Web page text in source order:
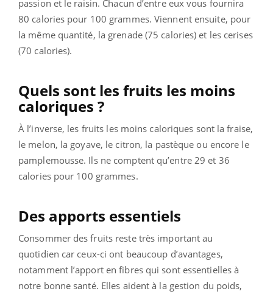
passion et le raisin. Chacun d’entre eux vous fournira
80 calories pour 100 grammes. Viennent ensuite, pour
la même quantité, la grenade (75 calories) et les cerises
(70 calories).
Quels sont les fruits les moins
caloriques ?
À l’inverse, les fruits les moins caloriques sont la fraise,
le melon, la goyave, le citron, la pastèque ou encore le
pamplemousse. Ils ne comptent qu’entre 29 et 36
calories pour 100 grammes.
Des apports essentiels
Consommer des fruits reste très important au
quotidien car ceux-ci ont beaucoup d’avantages,
notamment l’apport en fibres qui sont essentielles à
notre bonne santé. Elles aident à la gestion du poids,